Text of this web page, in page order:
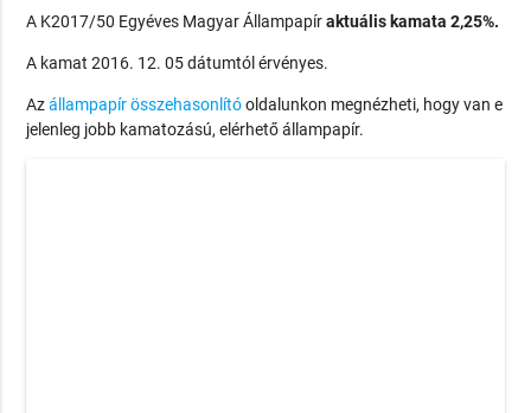
A K2017/50 Egyéves Magyar Állampapíraktuális kamata 2,25%.
A kamat 2016. 12. 05 dátumtól érvényes.
Azállampapír összehasonlítóoldalunkon megnézheti, hogy van e
jelenleg jobb kamatozású, elérhető állampapír.